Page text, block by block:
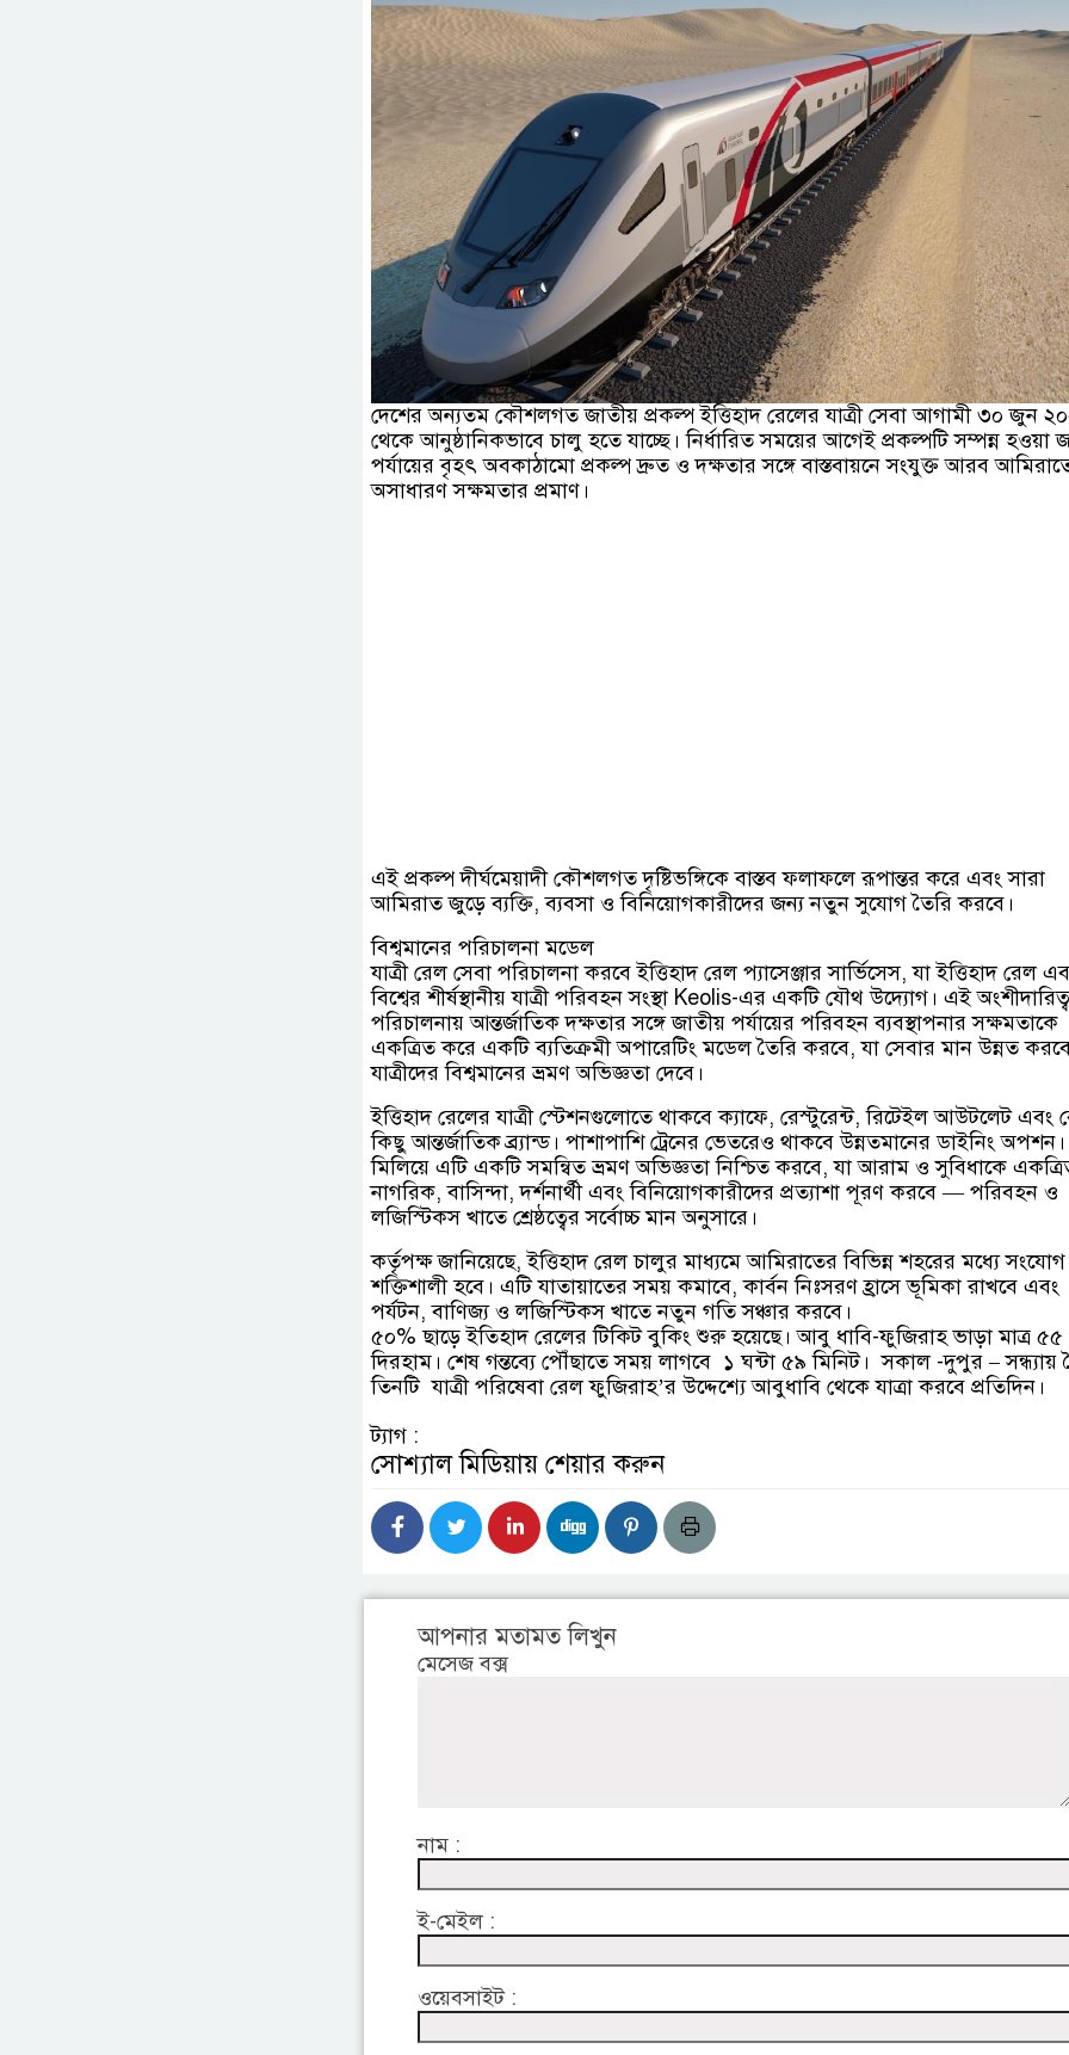
দেশের অন্যতম কৌশলগত জাতীয় প্রকল্প ইত্তিহাদ রেলের যাত্রী সেবা আগামী ৩০ জুন
থেকে আনুষ্ঠানিকভাবে চালু হতে যাচ্ছে। নির্ধারিত সময়ের আগেই প্রকল্পটি সম্পন্ন হওয়া
পর্যায়ের বৃহৎ অবকাঠামো প্রকল্প দ্রুত ও দক্ষতার সঙ্গে বাস্তবায়নে সংযুক্ত আরব
অসাধারণ সক্ষমতার প্রমাণ।
এই প্রকল্প দীর্ঘমেয়াদী কৌশলগত দৃষ্টিভঙ্গিকে বাস্তব ফলাফলে রূপান্তর করে এবং সারা
আমিরাত জুড়ে ব্যক্তি, ব্যবসা ও বিনিয়োগকারীদের জন্য নতুন সুযোগ তৈরি করবে।
বিশ্বমানের পরিচালনা মডেল
যাত্রী রেল সেবা পরিচালনা করবে ইত্তিহাদ রেল প্যাসেঞ্জার সার্ভিসেস, যা ইত্তিহাদ রেল
বিশ্বের শীর্ষস্থানীয় যাত্রী পরিবহন সংস্থা Keolis-এর একটি যৌথ উদ্যোগ। এই
পরিচালনায় আন্তর্জাতিক দক্ষতার সঙ্গে জাতীয় পর্যায়ের পরিবহন ব্যবস্থাপনার সক্ষমতাকে
একত্রিত করে একটি ব্যতিক্রমী অপারেটিং মডেল তৈরি করবে, যা সেবার মান উন্নত
যাত্রীদের বিশ্বমানের ভ্রমণ অভিজ্ঞতা দেবে।
ইত্তিহাদ রেলের যাত্রী স্টেশনগুলোতে থাকবে ক্যাফে, রেস্টুরেন্ট, রিটেইল আউটলেট এবং
কিছু আন্তর্জাতিক ব্র্যান্ড। পাশাপাশি ট্রেনের ভেতরেও থাকবে উন্নতমানের ডাইনিং
মিলিয়ে এটি একটি সমন্বিত ভ্রমণ অভিজ্ঞতা নিশ্চিত করবে, যা আরাম ও সুবিধাকে
নাগরিক, বাসিন্দা, দর্শনার্থী এবং বিনিয়োগকারীদের প্রত্যাশা পূরণ করবে — পরিবহন ও
লজিস্টিকস খাতে শ্রেষ্ঠত্বের সর্বোচ্চ মান অনুসারে।
কর্তৃপক্ষ জানিয়েছে, ইত্তিহাদ রেল চালুর মাধ্যমে আমিরাতের বিভিন্ন শহরের মধ্যে
শক্তিশালী হবে। এটি যাতায়াতের সময় কমাবে, কার্বন নিঃসরণ হ্রাসে ভূমিকা রাখবে এবং
পর্যটন, বাণিজ্য ও লজিস্টিকস খাতে নতুন গতি সঞ্চার করবে।
৫০% ছাড়ে ইতিহাদ রেলের টিকিট বুকিং শুরু হয়েছে। আবু ধাবি-ফুজিরাহ ভাড়া মাত্র ৫৫
দিরহাম। শেষ গন্তব্যে পৌঁছাতে সময় লাগবে ১ ঘন্টা ৫৯ মিনিট। সকাল -দুপুর – সন্ধ্যায়
তিনটি যাত্রী পরিষেবা রেল ফুজিরাহ’র উদ্দেশ্যে আবুধাবি থেকে যাত্রা করবে প্রতিদিন।
ট্যাগ :
সোশ্যাল মিডিয়ায় শেয়ার করুন
আপনার মতামত লিখুন
মেসেজ বক্স
নাম :
ই-মেইল :
ওয়েবসাইট :